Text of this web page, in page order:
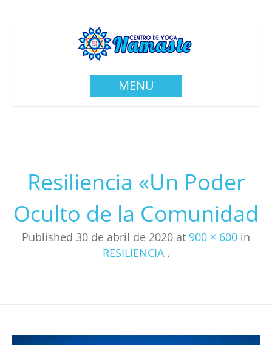
MENU
Resiliencia «Un Poder
Oculto de la Comunidad
Published 30 de abril de 2020 at 900 × 600 in
RESILIENCIA .